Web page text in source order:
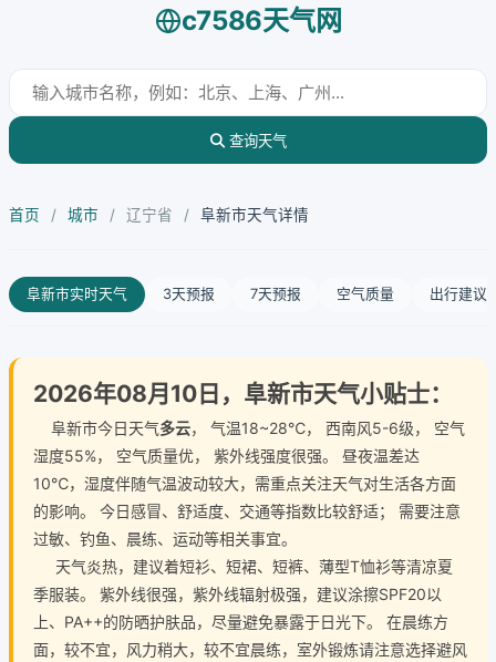
c7586天气网
查询天气
首页 / 城市 / 辽宁省 / 阜新市天气详情
阜新市实时天气 3天预报 7天预报 空气质量 出行建议
2026年08月10日，阜新市天气小贴士：
阜新市今日天气多云， 气温18~28℃， 西南风5-6级， 空气
湿度55%， 空气质量优， 紫外线强度很强。 昼夜温差达
10℃，湿度伴随气温波动较大，需重点关注天气对生活各方面
的影响。 今日感冒、舒适度、交通等指数比较舒适； 需要注意
过敏、钓鱼、晨练、运动等相关事宜。
天气炎热，建议着短衫、短裙、短裤、薄型T恤衫等清凉夏
季服装。 紫外线很强，紫外线辐射极强，建议涂擦SPF20以
上、PA++的防晒护肤品，尽量避免暴露于日光下。 在晨练方
面，较不宜，风力稍大，较不宜晨练，室外锻炼请注意选择避风